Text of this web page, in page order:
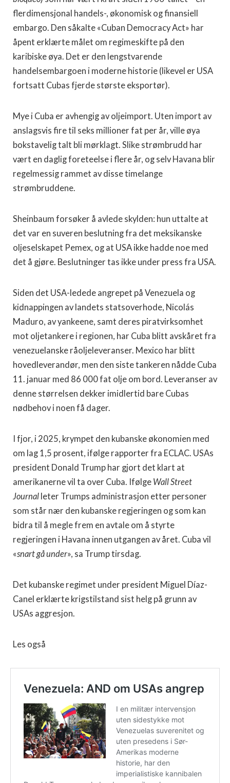
flerdimensjonal handels-, økonomisk og finansiell
embargo. Den såkalte «Cuban Democracy Act» har
åpent erklærte målet om regimeskifte på den
karibiske øya. Det er den lengstvarende
handelsembargoen i moderne historie (likevel er USA
fortsatt Cubas fjerde største eksportør).
Mye i Cuba er avhengig av oljeimport. Uten import av
anslagsvis fire til seks millioner fat per år, ville øya
bokstavelig talt bli mørklagt. Slike strømbrudd har
vært en daglig foreteelse i flere år, og selv Havana blir
regelmessig rammet av disse timelange
strømbruddene.
Sheinbaum forsøker å avlede skylden: hun uttalte at
det var en suveren beslutning fra det meksikanske
oljeselskapet Pemex, og at USA ikke hadde noe med
det å gjøre. Beslutninger tas ikke under press fra USA.
Siden det USA-ledede angrepet på Venezuela og
kidnappingen av landets statsoverhode, Nicolás
Maduro, av yankeene, samt deres piratvirksomhet
mot oljetankere i regionen, har Cuba blitt avskåret fra
venezuelanske råoljeleveranser. Mexico har blitt
hovedleverandør, men den siste tankeren nådde Cuba
11. januar med 86 000 fat olje om bord. Leveranser av
denne størrelsen dekker imidlertid bare Cubas
nødbehov i noen få dager.
I fjor, i 2025, krympet den kubanske økonomien med
om lag 1,5 prosent, ifølge rapporter fra ECLAC. USAs
president Donald Trump har gjort det klart at
amerikanerne vil ta over Cuba. Ifølge Wall Street
Journal leter Trumps administrasjon etter personer
som står nær den kubanske regjeringen og som kan
bidra til å megle frem en avtale om å styrte
regjeringen i Havana innen utgangen av året. Cuba vil
«snart gå under», sa Trump tirsdag.
Det kubanske regimet under president Miguel Díaz-
Canel erklærte krigstilstand sist helg på grunn av
USAs aggresjon.
Les også